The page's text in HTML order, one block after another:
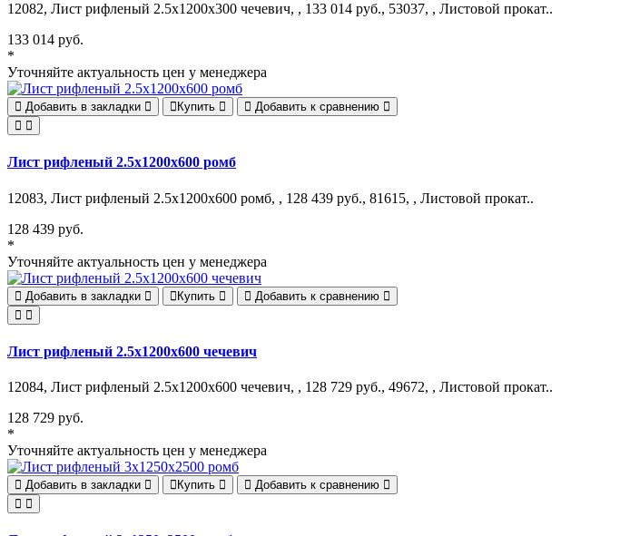
12082, Лист рифленый 2.5х1200х300 чечевич, , 133 014 руб., 53037, , Листовой прокат..
133 014 руб.
*
Уточняйте актуальность цен у менеджера
Добавить в закладки Купить Добавить к сравнению
Лист рифленый 2.5х1200х600 ромб
12083, Лист рифленый 2.5х1200х600 ромб, , 128 439 руб., 81615, , Листовой прокат..
128 439 руб.
*
Уточняйте актуальность цен у менеджера
Добавить в закладки Купить Добавить к сравнению
Лист рифленый 2.5х1200х600 чечевич
12084, Лист рифленый 2.5х1200х600 чечевич, , 128 729 руб., 49672, , Листовой прокат..
128 729 руб.
*
Уточняйте актуальность цен у менеджера
Добавить в закладки Купить Добавить к сравнению